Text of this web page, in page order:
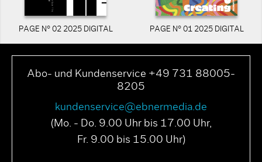
PAGE N° 02 2025 DIGITAL PAGE N° 01 2025 DIGITAL
Abo- und Kundenservice +49 731 88005-
8205
kundenservice@ebnermedia.de
(Mo. - Do. 9.00 Uhr bis 17.00 Uhr,
Fr. 9.00 bis 15.00 Uhr)